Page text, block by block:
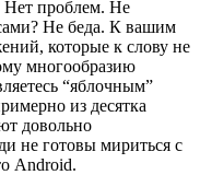
проблем. Не
Не беда. К вашим
которые к слову не
многообразию
“яблочным”
из десятка
довольно
не готовы мириться с
Android.